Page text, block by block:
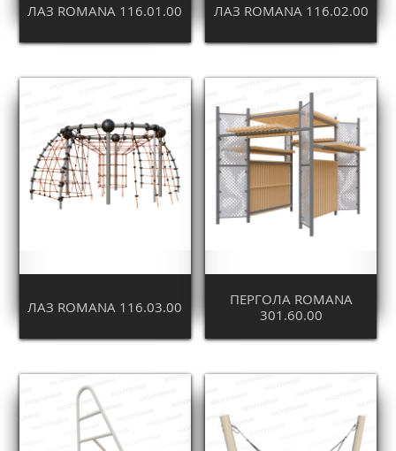
ЛАЗ ROMANA 116.01.00 ЛАЗ ROMANA 116.02.00
ЛАЗ ROMANA 116.03.00
ПЕРГОЛА ROMANA
301.60.00